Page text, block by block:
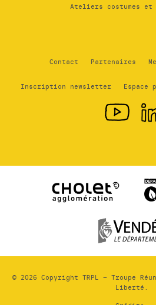
Ateliers costumes et
Contact Partenaires
Inscription newsletter Espace
© 2026 Copyright TRPL – Troupe
Liberté.